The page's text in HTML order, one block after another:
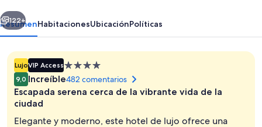
Siguiente
122+
ResumenHabitacionesUbicaciónPolíticas
LujoVIP AccessAlojamiento
de
4.0 estrellas
9,0 Increíble482 comentarios
Escapada serena cerca de la vibrante vida de la
ciudad
Elegante y moderno, este hotel de lujo ofrece una